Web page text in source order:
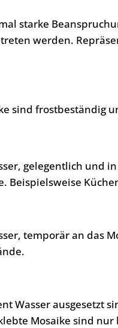
starke
werden.
sind frostbeständig
gelegentlich und
Beispielsweise
temporär an das
Wasser ausgesetzt
Mosaike sind